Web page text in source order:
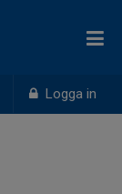
Logga in